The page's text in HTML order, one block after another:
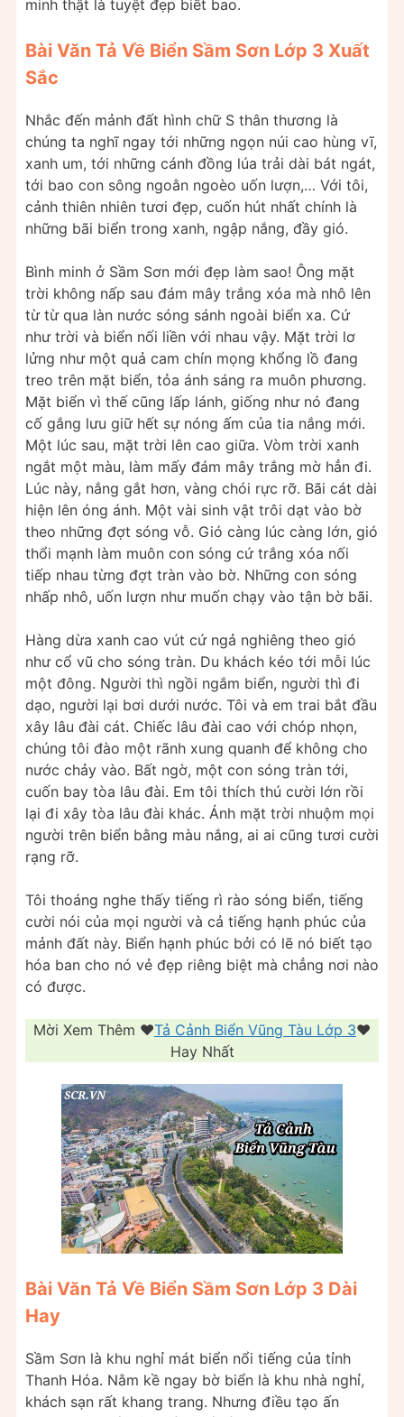
minh thật là tuyệt đẹp biết bao.
Bài Văn Tả Về Biển Sầm Sơn Lớp 3 Xuất
Sắc
Nhắc đến mảnh đất hình chữ S thân thương là
chúng ta nghĩ ngay tới những ngọn núi cao hùng vĩ,
xanh um, tới những cánh đồng lúa trải dài bát ngát,
tới bao con sông ngoằn ngoèo uốn lượn,… Với tôi,
cảnh thiên nhiên tươi đẹp, cuốn hút nhất chính là
những bãi biển trong xanh, ngập nắng, đầy gió.
Bình minh ở Sầm Sơn mới đẹp làm sao! Ông mặt
trời không nấp sau đám mây trắng xóa mà nhô lên
từ từ qua làn nước sóng sánh ngoài biển xa. Cứ
như trời và biển nối liền với nhau vậy. Mặt trời lơ
lửng như một quả cam chín mọng khổng lồ đang
treo trên mặt biển, tỏa ánh sáng ra muôn phương.
Mặt biển vì thế cũng lấp lánh, giống như nó đang
cố gắng lưu giữ hết sự nóng ấm của tia nắng mới.
Một lúc sau, mặt trời lên cao giữa. Vòm trời xanh
ngắt một màu, làm mấy đám mây trắng mờ hẳn đi.
Lúc này, nắng gắt hơn, vàng chói rực rỡ. Bãi cát dài
hiện lên óng ánh. Một vài sinh vật trôi dạt vào bờ
theo những đợt sóng vỗ. Gió càng lúc càng lớn, gió
thổi mạnh làm muôn con sóng cứ trắng xóa nối
tiếp nhau từng đợt tràn vào bờ. Những con sóng
nhấp nhô, uốn lượn như muốn chạy vào tận bờ bãi.
Hàng dừa xanh cao vút cứ ngả nghiêng theo gió
như cổ vũ cho sóng tràn. Du khách kéo tới mỗi lúc
một đông. Người thì ngồi ngắm biển, người thì đi
dạo, người lại bơi dưới nước. Tôi và em trai bắt đầu
xây lâu đài cát. Chiếc lâu đài cao với chóp nhọn,
chúng tôi đào một rãnh xung quanh để không cho
nước chảy vào. Bất ngờ, một con sóng tràn tới,
cuốn bay tòa lâu đài. Em tôi thích thú cười lớn rồi
lại đi xây tòa lâu đài khác. Ánh mặt trời nhuộm mọi
người trên biển bằng màu nắng, ai ai cũng tươi cười
rạng rỡ.
Tôi thoáng nghe thấy tiếng rì rào sóng biển, tiếng
cười nói của mọi người và cả tiếng hạnh phúc của
mảnh đất này. Biển hạnh phúc bởi có lẽ nó biết tạo
hóa ban cho nó vẻ đẹp riêng biệt mà chẳng nơi nào
có được.
Mời Xem Thêm ❤️️Tả Cảnh Biển Vũng Tàu Lớp 3❤️️
Hay Nhất
Bài Văn Tả Về Biển Sầm Sơn Lớp 3 Dài
Hay
Sầm Sơn là khu nghỉ mát biển nổi tiếng của tỉnh
Thanh Hóa. Nằm kề ngay bờ biển là khu nhà nghỉ,
khách sạn rất khang trang. Nhưng điều tạo ấn